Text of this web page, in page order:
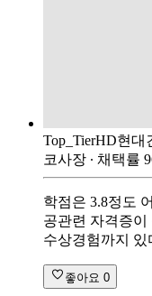
Top_TierHD현대
코사장 ∙ 채택률
학점은 3.8정도
공관련 자격증이
수상경험까지
좋아요 0